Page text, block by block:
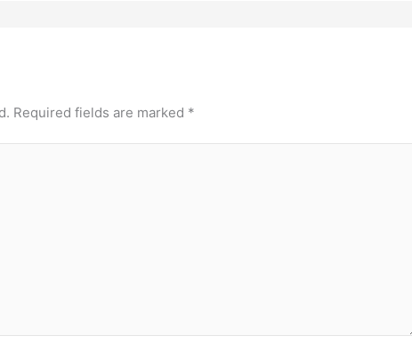
Required fields are marked *